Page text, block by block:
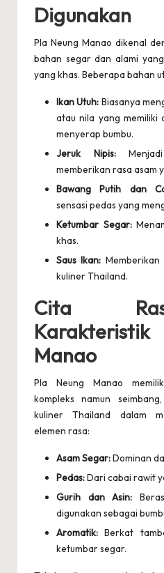
Digunakan
Pla Neung Manao dikenal
bahan segar dan alami
yang khas. Beberapa bahan
Ikan Utuh: Biasanya
atau nila yang memiliki
menyerap bumbu.
Jeruk Nipis:
memberikan rasa asam
Bawang Putih dan
sensasi pedas yang
Ketumbar Segar:
khas.
Saus Ikan:
kuliner Thailand.
Cita
Manao
Pla Neung Manao
kompleks namun
kuliner Thailand dalam
elemen rasa:
Asam Segar:Dominan
Pedas:Dari cabai rawit
Gurih dan Asin:
digunakan sebagai
Aromatik: Berkat
ketumbar segar.